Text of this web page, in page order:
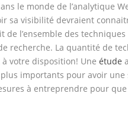
le monde de l’analytique
sa visibilité devraient
de l’ensemble des
recherche. La quantité de
à votre disposition! Uneétude
importants pour avoir
à entreprendre pour